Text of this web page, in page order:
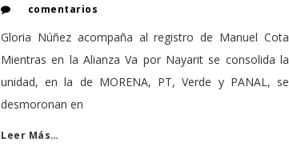
comentarios
Gloria Núñez acompaña al registro de Manuel Cota
Mientras en la Alianza Va por Nayarit se consolida la
unidad, en la de MORENA, PT, Verde y PANAL, se
desmoronan en
Leer Más…